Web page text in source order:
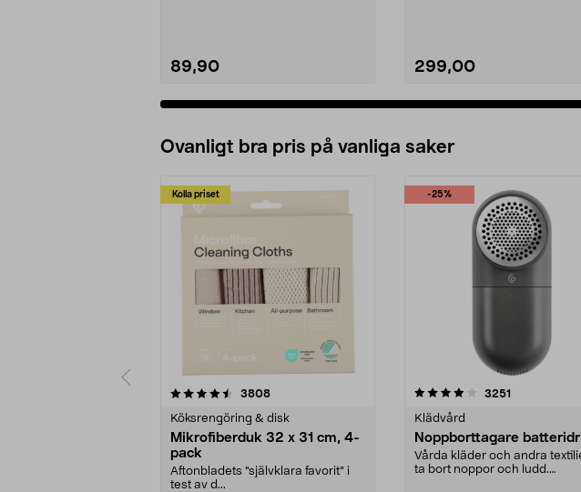
89,90 299,00
Ovanligt bra pris på vanliga saker
Kolla priset
3808recensioner
Köksrengöring & disk
Mikrofiberduk 32 x 31 cm, 4-
pack
Aftonbladets "självklara favorit” i
test av d...
-25%
4.0av 5 stjärnor 3251
Klädvård
Noppborttagare
Vårda kläder och andra
ta bort noppor och ludd.
4.5av 5 stjärnor